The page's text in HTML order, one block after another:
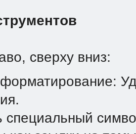
сверху вниз:
специальный